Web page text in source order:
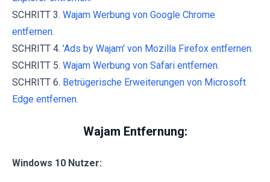
SCHRITT 3. Wajam Werbung von Google Chrome
entfernen.
SCHRITT 4. 'Ads by Wajam' von Mozilla Firefox entfernen.
SCHRITT 5. Wajam Werbung von Safari entfernen.
SCHRITT 6. Betrügerische Erweiterungen von Microsoft
Edge entfernen.
Wajam Entfernung:
Windows 10 Nutzer: